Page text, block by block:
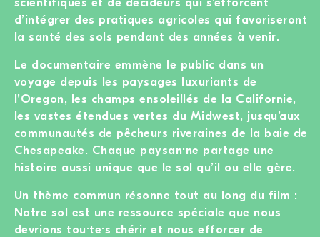
d’intégrer des pratiques agricoles qui favoriseront
la santé des sols pendant des années à venir.
Le documentaire emmène le public dans un
voyage depuis les paysages luxuriants de
l’Oregon, les champs ensoleillés de la Californie,
les vastes étendues vertes du Midwest, jusqu’aux
communautés de pêcheurs riveraines de la baie de
Chesapeake. Chaque paysan·ne partage une
histoire aussi unique que le sol qu’il ou elle gère.
Un thème commun résonne tout au long du film :
Notre sol est une ressource spéciale que nous
devrions tou·te·s chérir et nous efforcer de